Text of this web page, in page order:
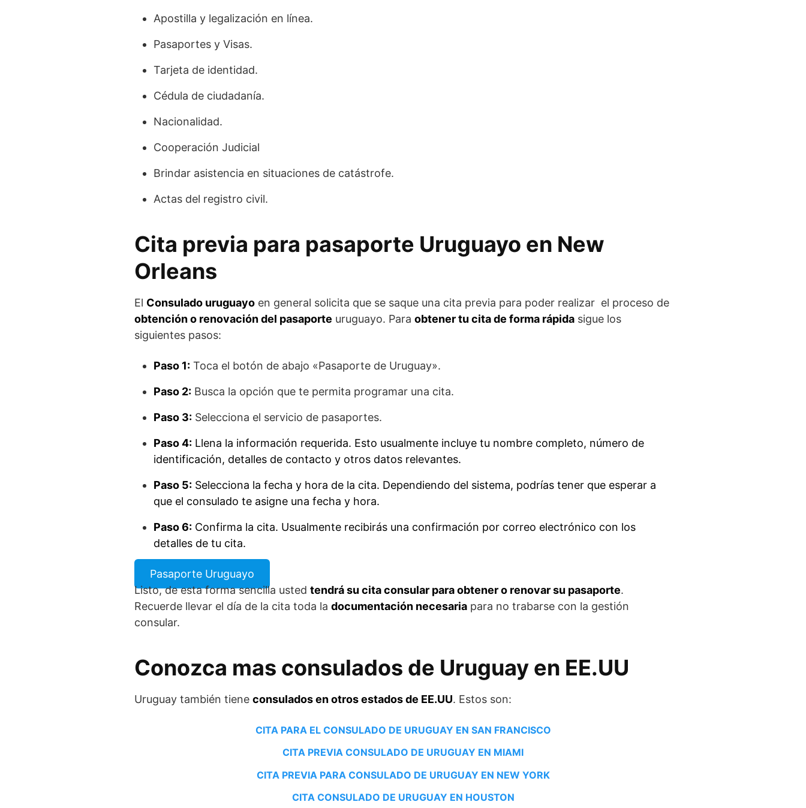
Apostilla y legalización en línea.
Pasaportes y Visas.
Tarjeta de identidad.
Cédula de ciudadanía.
Nacionalidad.
Cooperación Judicial
Brindar asistencia en situaciones de catástrofe.
Actas del registro civil.
Cita previa para pasaporte Uruguayo en New
Orleans
El Consulado uruguayo en general solicita que se saque una cita previa para poder realizar el proceso de
obtención o renovación del pasaporte uruguayo. Para obtener tu cita de forma rápida sigue los
siguientes pasos:
Paso 1: Toca el botón de abajo «Pasaporte de Uruguay».
Paso 2: Busca la opción que te permita programar una cita.
Paso 3: Selecciona el servicio de pasaportes.
Paso 4: Llena la información requerida. Esto usualmente incluye tu nombre completo, número de
identificación, detalles de contacto y otros datos relevantes.
Paso 5: Selecciona la fecha y hora de la cita. Dependiendo del sistema, podrías tener que esperar a
que el consulado te asigne una fecha y hora.
Paso 6: Confirma la cita. Usualmente recibirás una confirmación por correo electrónico con los
detalles de tu cita.
Pasaporte Uruguayo
Listo, de esta forma sencilla usted tendrá su cita consular para obtener o renovar su pasaporte.
Recuerde llevar el día de la cita toda la documentación necesaria para no trabarse con la gestión
consular.
Conozca mas consulados de Uruguay en EE.UU
Uruguay también tiene consulados en otros estados de EE.UU. Estos son:
CITA PARA EL CONSULADO DE URUGUAY EN SAN FRANCISCO
CITA PREVIA CONSULADO DE URUGUAY EN MIAMI
CITA PREVIA PARA CONSULADO DE URUGUAY EN NEW YORK
CITA CONSULADO DE URUGUAY EN HOUSTON